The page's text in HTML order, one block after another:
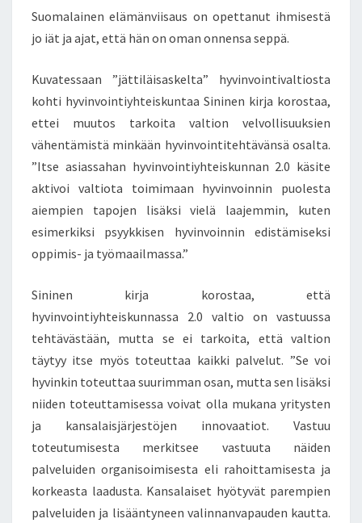
T
Suomalainen elämänviisaus on opettanut ihmisestä
jo iät ja ajat, että hän on oman onnensa seppä.
Kuvatessaan ”jättiläisaskelta” hyvinvointivaltiosta
kohti hyvinvointiyhteiskuntaa Sininen kirja korostaa,
ettei muutos tarkoita valtion velvollisuuksien
vähentämistä minkään hyvinvointitehtävänsä osalta.
”Itse asiassahan hyvinvointiyhteiskunnan 2.0 käsite
aktivoi valtiota toimimaan hyvinvoinnin puolesta
aiempien tapojen lisäksi vielä laajemmin, kuten
esimerkiksi psyykkisen hyvinvoinnin edistämiseksi
oppimis- ja työmaailmassa.”
Sininen kirja korostaa, että
hyvinvointiyhteiskunnassa 2.0 valtio on vastuussa
tehtävästään, mutta se ei tarkoita, että valtion
täytyy itse myös toteuttaa kaikki palvelut. ”Se voi
hyvinkin toteuttaa suurimman osan, mutta sen lisäksi
niiden toteuttamisessa voivat olla mukana yritysten
ja kansalaisjärjestöjen innovaatiot. Vastuu
toteutumisesta merkitsee vastuuta näiden
palveluiden organisoimisesta eli rahoittamisesta ja
korkeasta laadusta. Kansalaiset hyötyvät parempien
palveluiden ja lisääntyneen valinnanvapauden kautta.